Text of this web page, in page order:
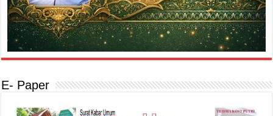
E- Paper